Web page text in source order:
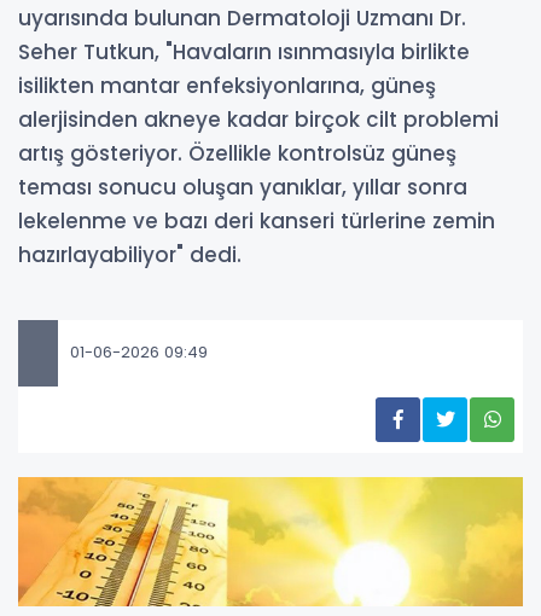
uyarısında bulunan Dermatoloji Uzmanı Dr.
Seher Tutkun, "Havaların ısınmasıyla birlikte
isilikten mantar enfeksiyonlarına, güneş
alerjisinden akneye kadar birçok cilt problemi
artış gösteriyor. Özellikle kontrolsüz güneş
teması sonucu oluşan yanıklar, yıllar sonra
lekelenme ve bazı deri kanseri türlerine zemin
hazırlayabiliyor" dedi.
01-06-2026 09:49